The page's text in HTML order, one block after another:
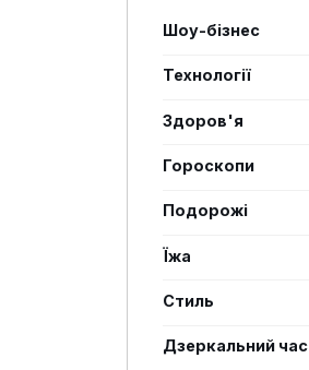
Шоу-бізнес
Технології
Здоров'я
Гороскопи
Подорожі
Їжа
Стиль
Дзеркальний час